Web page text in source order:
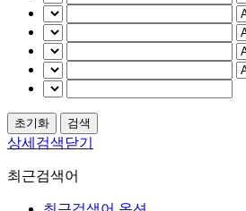
상세검색닫기
최근검색어